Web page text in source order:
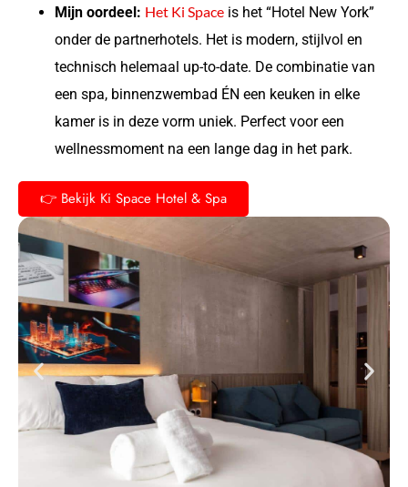
Mijn oordeel: Het Ki Space is het “Hotel New York”
onder de partnerhotels. Het is modern, stijlvol en
technisch helemaal up-to-date. De combinatie van
een spa, binnenzwembad ÉN een keuken in elke
kamer is in deze vorm uniek. Perfect voor een
wellnessmoment na een lange dag in het park.
👉 Bekijk Ki Space Hotel & Spa